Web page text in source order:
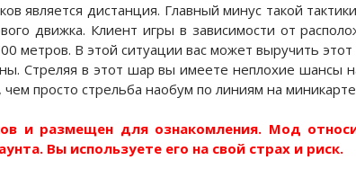
является дистанция. Главный минус такой
движка. Клиент игры в зависимости от
метров. В этой ситуации вас может выручить
Стреляя в этот шар вы имеете неплохие шансы
просто стрельба наобум по линиям на
и размещен для ознакомления. Мод
Вы используете его на свой страх и риск.